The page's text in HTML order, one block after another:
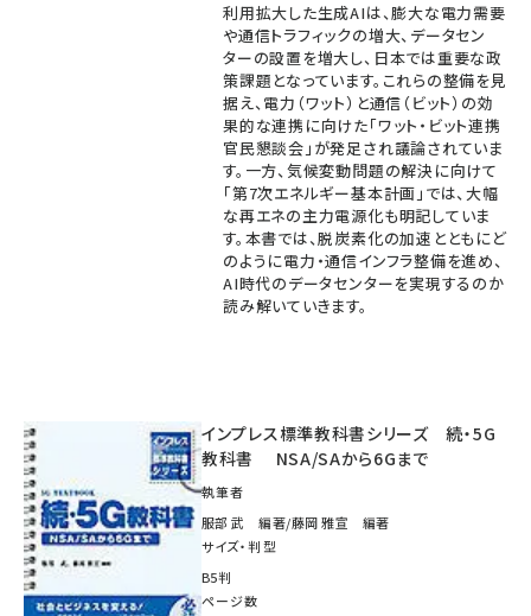
利用拡大した生成AIは、膨大な電力需要
や通信トラフィックの増大、データセン
ターの設置を増大し、日本では重要な政
策課題となっています。これらの整備を見
据え、電力（ワット）と通信（ビット）の効
果的な連携に向けた「ワット・ビット連携
官民懇談会」が発足され議論されていま
す。一方、気候変動問題の解決に向けて
「第7次エネルギー基本計画」では、大幅
な再エネの主力電源化も明記していま
す。本書では、脱炭素化の加速とともにど
のように電力・通信インフラ整備を進め、
AI時代のデータセンターを実現するのか
読み解いていきます。
インプレス標準教科書シリーズ 続・5G
教科書 NSA/SAから6Gまで
執筆者
服部 武 編著/藤岡 雅宣 編著
サイズ・判型
B5判
ページ数